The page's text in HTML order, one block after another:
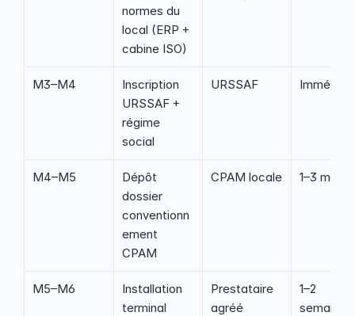
normes du
local (ERP +
cabine ISO)
M3–M4
Inscription
URSSAF +
régime
social
URSSAF Immédiat
M4–M5
Dépôt
dossier
conventionn
ement
CPAM
CPAM locale 1–3 mois
M5–M6
Installation
terminal
Prestataire
agréé
1–2
semaines